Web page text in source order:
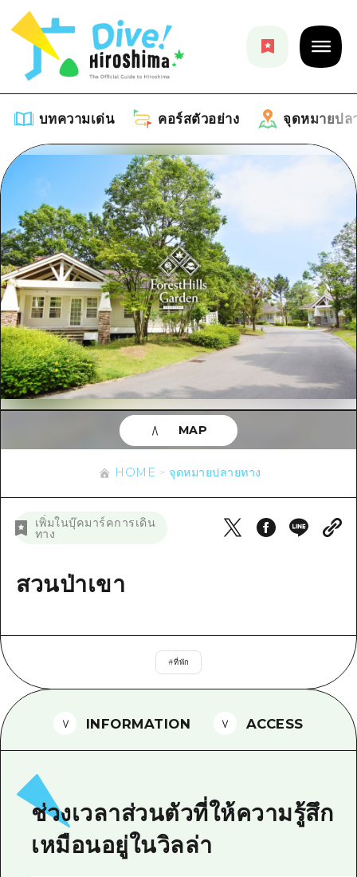
บทความเด่น คอร์สตัวอย่าง จุดหมายปล
บทความเด่น
รายการ
คำแนะนำ
ศิลปะ
งานอีเว้นท์ / เทศกาล
อาหารรสเลิศ / สุรา
การปั่นจักรยาน
ช้อปปิ้ง
กีฬา
สถานบันเทิงยามค่ำคืน
มาตรฐาน
การรักษา
ธรรมชาติ
คอร์สตัวอย่าง
รายการ
คู่มือ Dive! Hiroshima
ฮิโรชิม่า โมชิ โมชิ ทราเวล
บริเวณรอบเมืองฮิโรชิม่า
อากิ
บิงโก
บริเวณรอบๆ มิยาจิมะ
จุดหมายปลายทาง
รายการ
บริเวณรอบเมืองฮิโรชิม่า
อากิ
บิงโก
บิโฮคุ
เกโฮคุ
อีเว้นท์
ข้อมูลตามฤดูกาล
ข้อมูลที่เป็นประโยชน์
รายการ
เข้าถึงเข้าถึง
สรุปการจราจรรอง
ตั๋วเที่ยวคุ้มค่าตั๋วเที่ยวคุ้มค่า
ฮิโรชิม่า ฟรี Wi-Fi
คำถามที่พบบ่อย
ดาวน์โหลดรูปภาพ
ข่าว
HOME จุดหมายปลายทาง
เพิ่มในบุ๊คมาร์คการเดิน
ทาง
สวนป่าเขา
#ที่พัก
MAP
INFORMATION ACCESS
ช่วงเวลาส่วนตัวที่ให้ความรู้สึก
เหมือนอยู่ในวิลล่า